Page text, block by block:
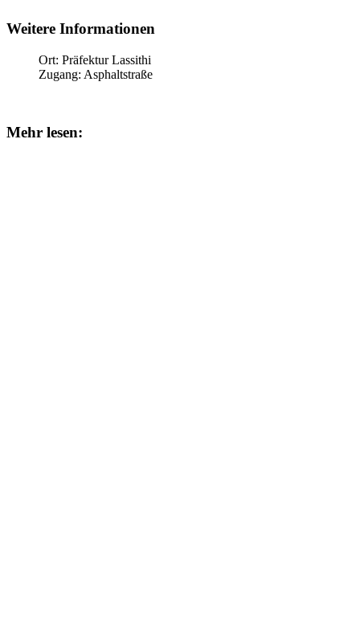
Weitere Informationen
Ort: Präfektur Lassithi
Zugang: Asphaltstraße
Mehr lesen: